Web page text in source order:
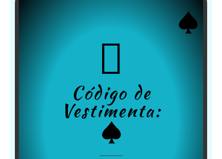
Código de
Vestimenta: